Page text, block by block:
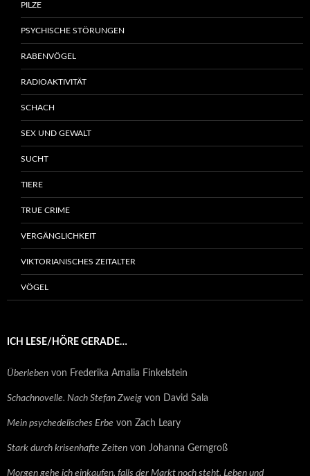
PILZE
PSYCHISCHE STÖRUNGEN
RABENVÖGEL
RADIOAKTIVITÄT
SCHACH
SEX UND GEWALT
SUCHT
TIERE
TRUE CRIME
VERGÄNGLICHKEIT
VIKTORIANISCHES ZEITALTER
VÖGEL
ICH LESE/HÖRE GERADE…
Überleben von Frederika Amalia Finkelstein
Schachnovelle. Nach Stefan Zweig von David Sala
Mein psychedelisches Erbe von Zach Leary
Stark durch krisenhafte Zeiten von Johanna Gerngroß
Morgen gehe ich einkaufen, falls der Markt noch steht. Leben und